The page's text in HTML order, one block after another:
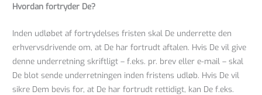
Hvordan fortryder De?
Inden udløbet af fortrydelses fristen skal De underrette den
erhvervsdrivende om, at De har fortrudt aftalen. Hvis De vil give
denne underretning skriftligt – f.eks. pr. brev eller e-mail – skal
De blot sende underretningen inden fristens udløb. Hvis De vil
sikre Dem bevis for, at De har fortrudt rettidigt, kan De f.eks.